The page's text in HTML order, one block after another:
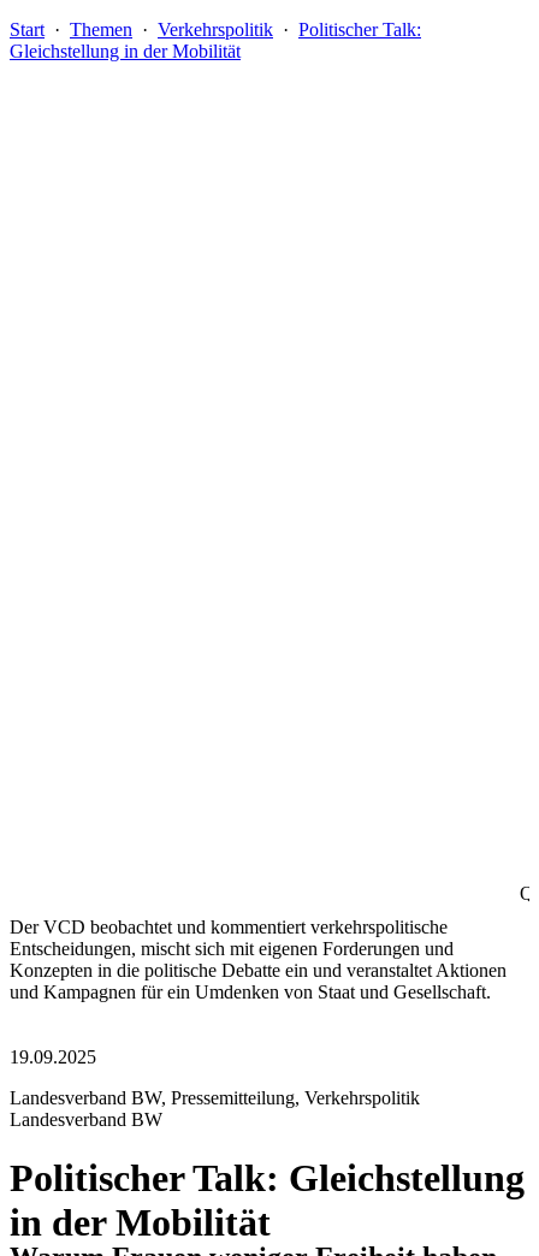
Start · Themen · Verkehrspolitik · Politischer Talk:
Gleichstellung in der Mobilität
Der VCD beobachtet und kommentiert verkehrspolitische
Entscheidungen, mischt sich mit eigenen Forderungen und
Konzepten in die politische Debatte ein und veranstaltet Aktionen
und Kampagnen für ein Umdenken von Staat und Gesellschaft.
19.09.2025
Landesverband BW, Pressemitteilung, Verkehrspolitik
Landesverband BW
Politischer Talk: Gleichstellung
in der Mobilität